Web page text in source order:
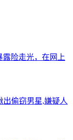
险走光，在网上
偷窃男星,嫌疑人